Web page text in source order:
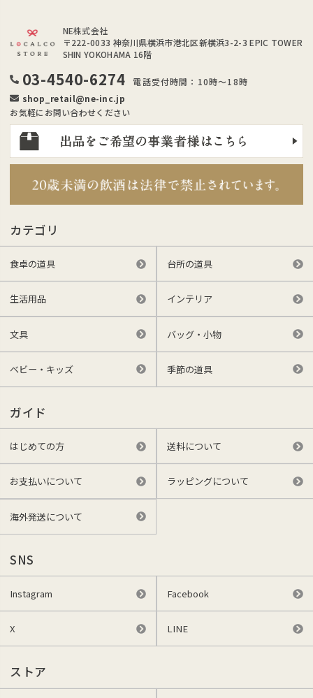
NE株式会社
〒222-0033 神奈川県横浜市港北区新横浜3-2-3 EPIC TOWER
SHIN YOKOHAMA 16階
03-4540-6274
電話受付時間：10時～18時
shop_retail@ne-inc.jp
お気軽にお問い合わせください
カテゴリ
食卓の道具 台所の道具
生活用品 インテリア
文具 バッグ・小物
ベビー・キッズ 季節の道具
ガイド
はじめての方 送料について
お支払いについて ラッピングについて
海外発送について
SNS
Instagram Facebook
X LINE
ストア